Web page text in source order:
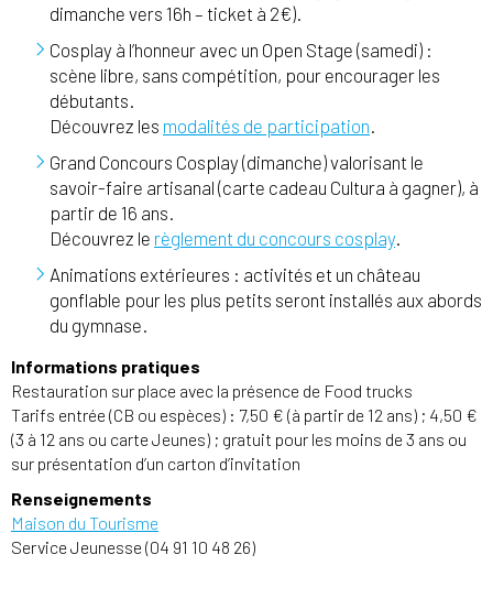
dimanche vers 16h – ticket à 2€).
Cosplay à l’honneur avec un Open Stage (samedi) :
scène libre, sans compétition, pour encourager les
débutants.
Découvrez les modalités de participation.
Grand Concours Cosplay (dimanche) valorisant le
savoir-faire artisanal (carte cadeau Cultura à gagner), à
partir de 16 ans.
Découvrez le règlement du concours cosplay.
Animations extérieures : activités et un château
gonflable pour les plus petits seront installés aux abords
du gymnase.
Informations pratiques
Restauration sur place avec la présence de Food trucks
Tarifs entrée (CB ou espèces) : 7,50 € (à partir de 12 ans) ; 4,50 €
(3 à 12 ans ou carte Jeunes) ; gratuit pour les moins de 3 ans ou
sur présentation d’un carton d’invitation
Renseignements
Maison du Tourisme
Service Jeunesse (04 91 10 48 26)